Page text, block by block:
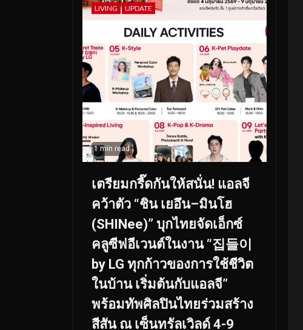
LIVING UPDATE
1 min read
เตรียมกรี๊ดกันให้สนั่น! แอลจี
คว้าตัว “ชิน เยอึน–มินโฮ
(SHINee)” บุกไทยจัดเอ็กซ์
คลูซีฟอีเวนต์ในงาน “집들이
by LG ทุกก้าวของการใช้ชีวิต
ในบ้าน เริ่มต้นกับแอลจี”
พร้อมทัพศิลปินไทยร่วมสร้าง
สีสัน ณ เซ็นทรัลเวิลด์ 4-9